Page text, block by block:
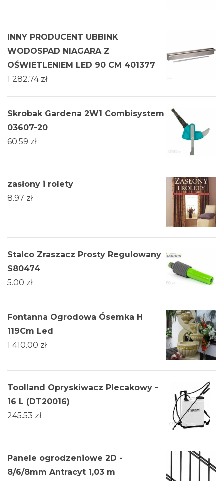
INNY PRODUCENT UBBINK
WODOSPAD NIAGARA Z
OŚWIETLENIEM LED 90 CM 401377
1 282.74 zł
Skrobak Gardena 2W1 Combisystem
03607-20
60.59 zł
zasłony i rolety
8.97 zł
Stalco Zraszacz Prosty Regulowany
S80474
5.00 zł
Fontanna Ogrodowa Ósemka H
119Cm Led
1 410.00 zł
Toolland Opryskiwacz Plecakowy -
16 L (DT20016)
245.53 zł
Panele ogrodzeniowe 2D -
8/6/8mm Antracyt 1,03 m